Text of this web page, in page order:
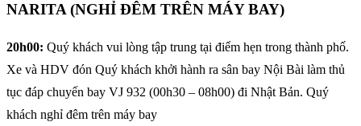
NARITA (NGHỈ ĐÊM TRÊN MÁY BAY)
20h00: Quý khách vui lòng tập trung tại điểm hẹn trong thành phố.
Xe và HDV đón Quý khách khởi hành ra sân bay Nội Bài làm thủ
tục đáp chuyến bay VJ 932 (00h30 – 08h00) đi Nhật Bản. Quý
khách nghỉ đêm trên máy bay